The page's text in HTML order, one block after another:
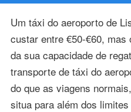
Um táxi do aeroporto de
custar entre €50-€60, mas
da sua capacidade de
transporte de táxi do
do que as viagens
situa para além dos